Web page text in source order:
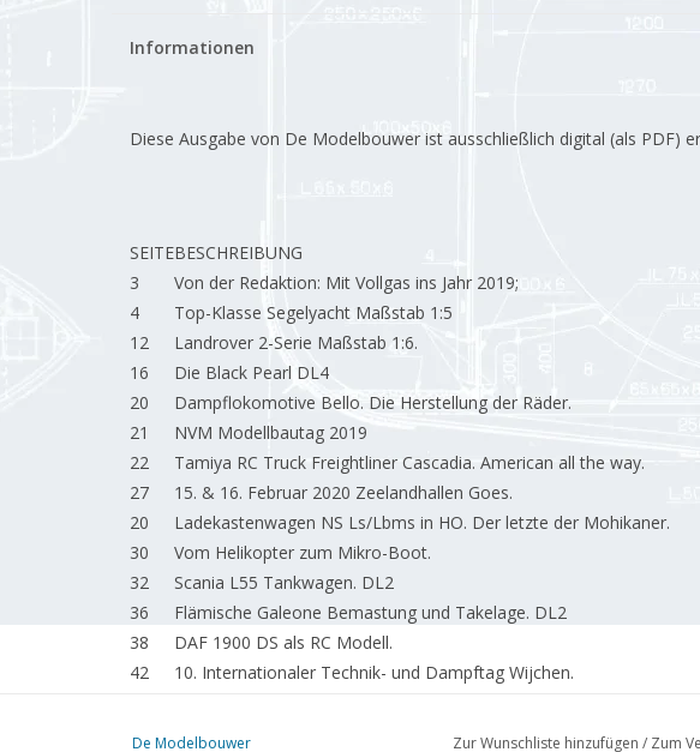
Informationen
Diese Ausgabe von De Modelbouwer ist ausschließlich digital (als PDF)
SEITEBESCHREIBUNG
3
Von der Redaktion: Mit Vollgas ins Jahr 2019;
4
Top-Klasse Segelyacht Maßstab 1:5
12
Landrover 2-Serie Maßstab 1:6.
16
Die Black Pearl DL4
20
Dampflokomotive Bello. Die Herstellung der Räder.
21
NVM Modellbautag 2019
22
Tamiya RC Truck Freightliner Cascadia. American all the way.
27
15. & 16. Februar 2020 Zeelandhallen Goes.
20
Ladekastenwagen NS Ls/Lbms in HO. Der letzte der Mohikaner.
30
Vom Helikopter zum Mikro-Boot.
32
Scania L55 Tankwagen. DL2
36
Flämische Galeone Bemastung und Takelage. DL2
38
DAF 1900 DS als RC Modell.
42
10. Internationaler Technik- und Dampftag Wijchen.
47
Das polnische Frachtschiff Oliwa.
De Modelbouwer Zur Wunschliste hinzufügen / Zum